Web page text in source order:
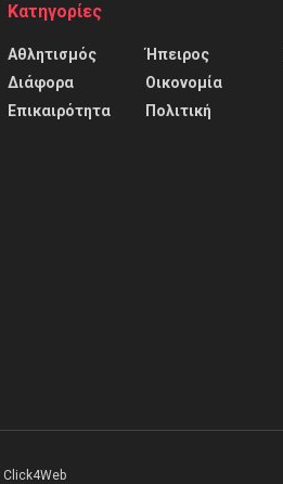
Κατηγορίες
Αθλητισμός
Διάφορα
Επικαιρότητα
Ήπειρος
Οικονομία
Πολιτική
Click4Web